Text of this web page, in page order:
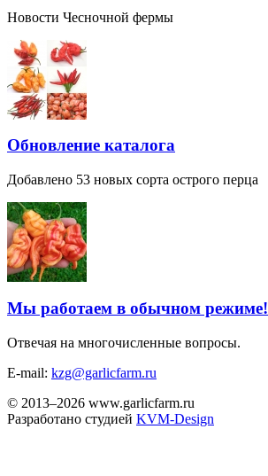
Новости Чесночной фермы
Обновление каталога
Добавлено 53 новых сорта острого перца
Мы работаем в обычном режиме!
Отвечая на многочисленные вопросы.
E-mail: kzg@garlicfarm.ru
© 2013–2026 www.garlicfarm.ru
Разработано студией KVM-Design